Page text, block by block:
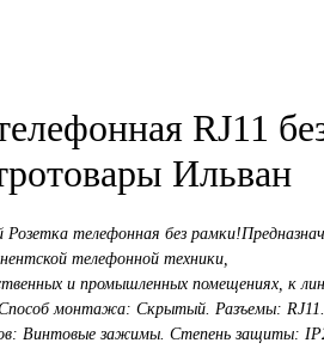
RJ11
Ильван
телефонная без
телефонной техники,
и промышленных помещениях, к
монтажа: Скрытый. Разъемы: RJ11.
Винтовые зажимы. Степень защиты: